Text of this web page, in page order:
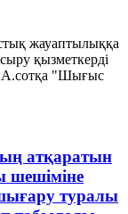
жауаптылыққа
қызметкерді
"Шығыс
атқаратын
шешіміне
туралы